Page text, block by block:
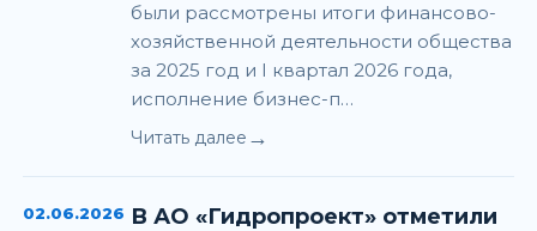
были рассмотрены итоги финансово-
хозяйственной деятельности общества
за 2025 год и I квартал 2026 года,
исполнение бизнес-п…
Читать далее →
02.06.2026 В АО «Гидропроект» отметили